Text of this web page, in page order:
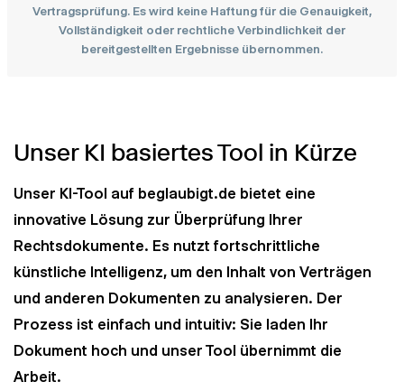
Vertragsprüfung. Es wird keine Haftung für die Genauigkeit,
Vollständigkeit oder rechtliche Verbindlichkeit der
bereitgestellten Ergebnisse übernommen.
Unser KI basiertes Tool in Kürze
Unser KI-Tool auf beglaubigt.de bietet eine
innovative Lösung zur Überprüfung Ihrer
Rechtsdokumente. Es nutzt fortschrittliche
künstliche Intelligenz, um den Inhalt von Verträgen
und anderen Dokumenten zu analysieren. Der
Prozess ist einfach und intuitiv: Sie laden Ihr
Dokument hoch und unser Tool übernimmt die
Arbeit.